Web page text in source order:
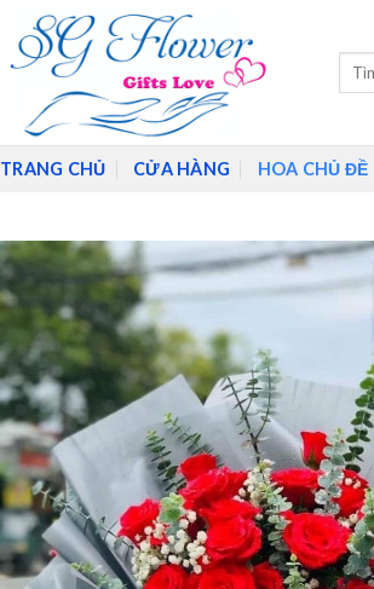
Tìm
TRANG CHỦ CỬA HÀNG HOA CHỦ ĐỀ